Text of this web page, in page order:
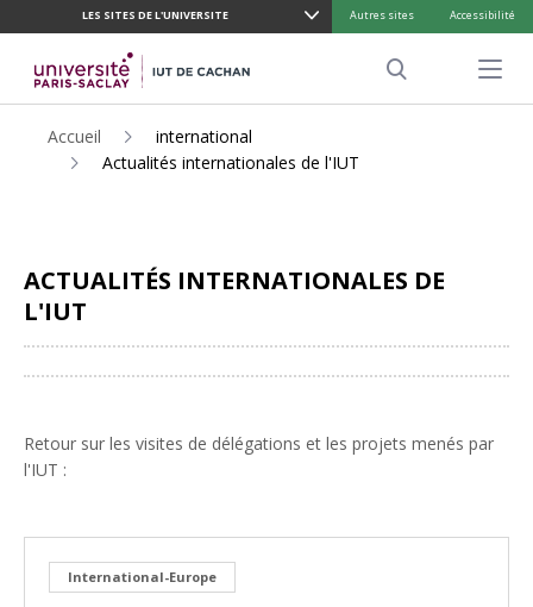
CONTENU
PRINCIPAL
LES SITES DE L'UNIVERSITE Autres sites Accessibilité
Menu
Accueil
international
Actualités internationales de l'IUT
ACTUALITÉS INTERNATIONALES DE
L'IUT
Retour sur les visites de délégations et les projets menés par
l'IUT :
International-Europe